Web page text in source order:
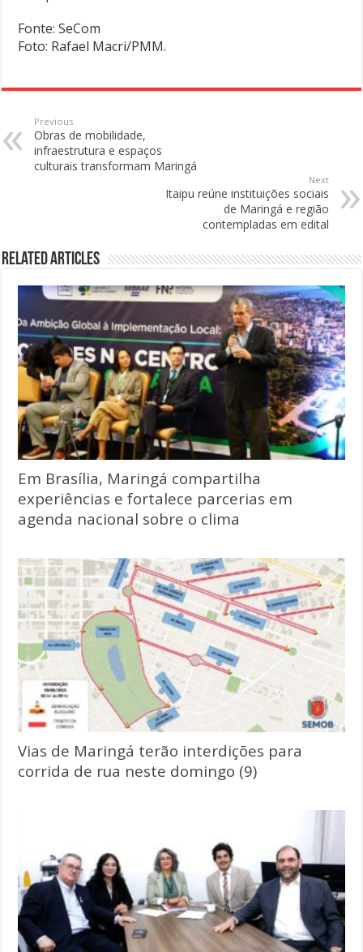
Fonte: SeCom
Foto: Rafael Macri/PMM.
Previous
Obras de mobilidade,
infraestrutura e espaços
culturais transformam Maringá
Next
Itaipu reúne instituições sociais
de Maringá e região
contempladas em edital
Related Articles
Em Brasília, Maringá compartilha
experiências e fortalece parcerias em
agenda nacional sobre o clima
Vias de Maringá terão interdições para
corrida de rua neste domingo (9)